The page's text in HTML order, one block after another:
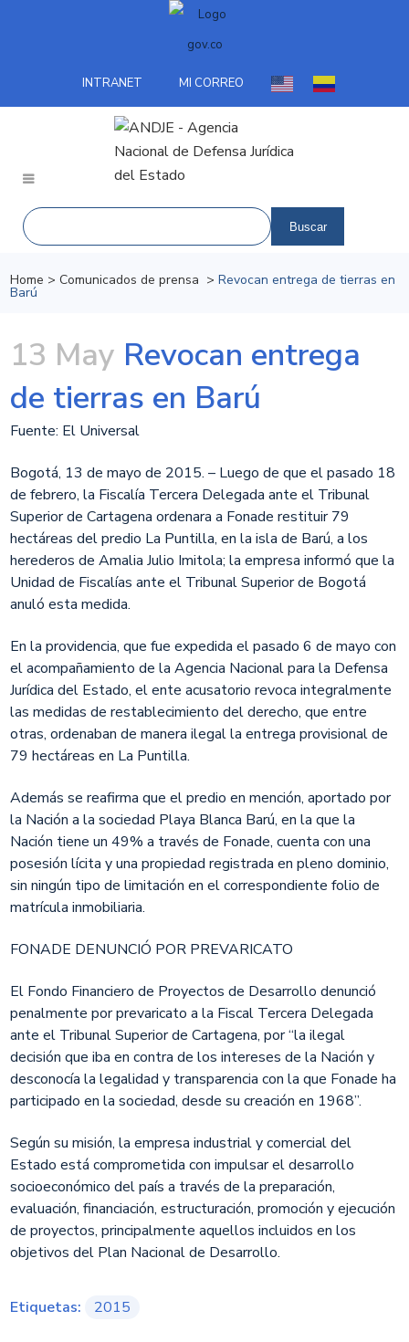
INTRANET MI CORREO
Home >Comunicados de prensa >Revocan entrega de tierras en
Barú
13 May Revocan entrega
de tierras en Barú
Fuente: El Universal
Bogotá, 13 de mayo de 2015. – Luego de que el pasado 18
de febrero, la Fiscalía Tercera Delegada ante el Tribunal
Superior de Cartagena ordenara a Fonade restituir 79
hectáreas del predio La Puntilla, en la isla de Barú, a los
herederos de Amalia Julio Imitola; la empresa informó que la
Unidad de Fiscalías ante el Tribunal Superior de Bogotá
anuló esta medida.
En la providencia, que fue expedida el pasado 6 de mayo con
el acompañamiento de la Agencia Nacional para la Defensa
Jurídica del Estado, el ente acusatorio revoca integralmente
las medidas de restablecimiento del derecho, que entre
otras, ordenaban de manera ilegal la entrega provisional de
79 hectáreas en La Puntilla.
Además se reafirma que el predio en mención, aportado por
la Nación a la sociedad Playa Blanca Barú, en la que la
Nación tiene un 49% a través de Fonade, cuenta con una
posesión lícita y una propiedad registrada en pleno dominio,
sin ningún tipo de limitación en el correspondiente folio de
matrícula inmobiliaria.
FONADE DENUNCIÓ POR PREVARICATO
El Fondo Financiero de Proyectos de Desarrollo denunció
penalmente por prevaricato a la Fiscal Tercera Delegada
ante el Tribunal Superior de Cartagena, por “la ilegal
decisión que iba en contra de los intereses de la Nación y
desconocía la legalidad y transparencia con la que Fonade ha
participado en la sociedad, desde su creación en 1968”.
Según su misión, la empresa industrial y comercial del
Estado está comprometida con impulsar el desarrollo
socioeconómico del país a través de la preparación,
evaluación, financiación, estructuración, promoción y ejecución
de proyectos, principalmente aquellos incluidos en los
objetivos del Plan Nacional de Desarrollo.
Etiquetas: 2015